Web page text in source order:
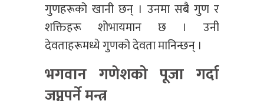
गुणहरूको खानी छन् । उनमा सबै गुण र
शक्तिहरू शोभायमान छ । उनी
देवताहरूमध्ये गुणको देवता मानिन्छन् ।
भगवान गणेशको पूजा गर्दा